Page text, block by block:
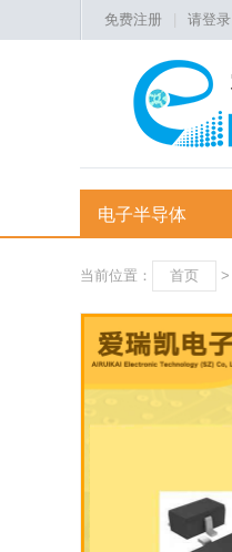
免费注册 请登录
电子半导体
当前位置： 首页 >